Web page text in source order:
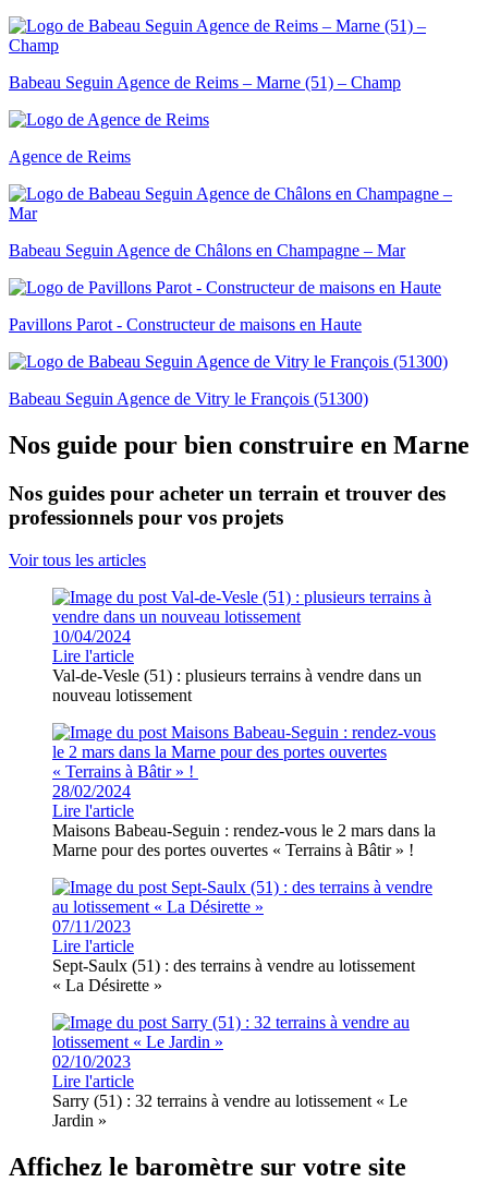
Babeau Seguin Agence de Reims – Marne (51) – Champ
Agence de Reims
Babeau Seguin Agence de Châlons en Champagne – Mar
Pavillons Parot - Constructeur de maisons en Haute
Babeau Seguin Agence de Vitry le François (51300)
Nos guide pour bien construire en Marne
Nos guides pour acheter un terrain et trouver des
professionnels pour vos projets
Voir tous les articles
10/04/2024
Lire l'article
Val-de-Vesle (51) : plusieurs terrains à vendre dans un
nouveau lotissement
28/02/2024
Lire l'article
Maisons Babeau-Seguin : rendez-vous le 2 mars dans la
Marne pour des portes ouvertes « Terrains à Bâtir » !
07/11/2023
Lire l'article
Sept-Saulx (51) : des terrains à vendre au lotissement
« La Désirette »
02/10/2023
Lire l'article
Sarry (51) : 32 terrains à vendre au lotissement « Le
Jardin »
Affichez le baromètre sur votre site